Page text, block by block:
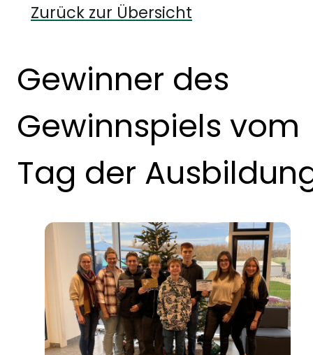
Zurück zur Übersicht
Gewinner des
Gewinnspiels vom
Tag der